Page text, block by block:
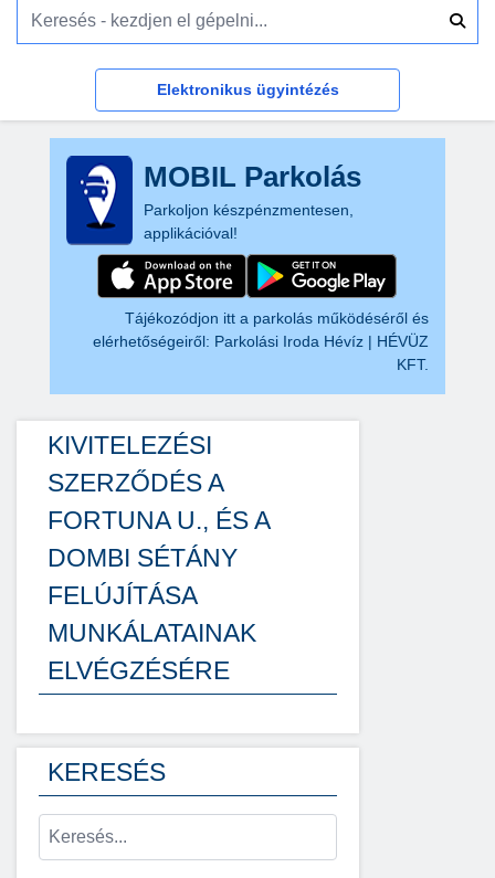
Elektronikus ügyintézés
MOBIL Parkolás
Parkoljon készpénzmentesen,
applikációval!
Tájékozódjon itt a parkolás működéséről és
elérhetőségeiről: Parkolási Iroda Hévíz | HÉVÜZ
KFT.
KIVITELEZÉSI
SZERZŐDÉS A
FORTUNA U., ÉS A
DOMBI SÉTÁNY
FELÚJÍTÁSA
MUNKÁLATAINAK
ELVÉGZÉSÉRE
KERESÉS